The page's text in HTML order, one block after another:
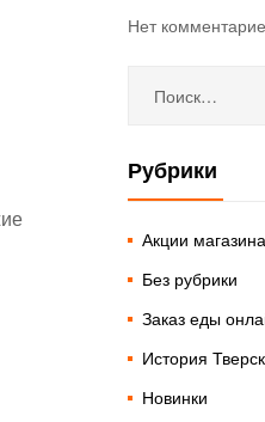
Нет
Рубрики
Акции магазина
Без рубрики
Заказ еды
История
Новинки